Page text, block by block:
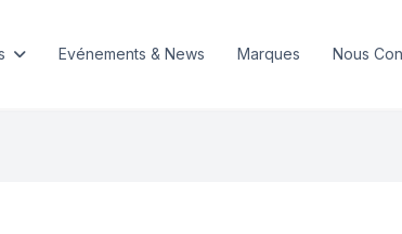
Evénements & News Marques Nous